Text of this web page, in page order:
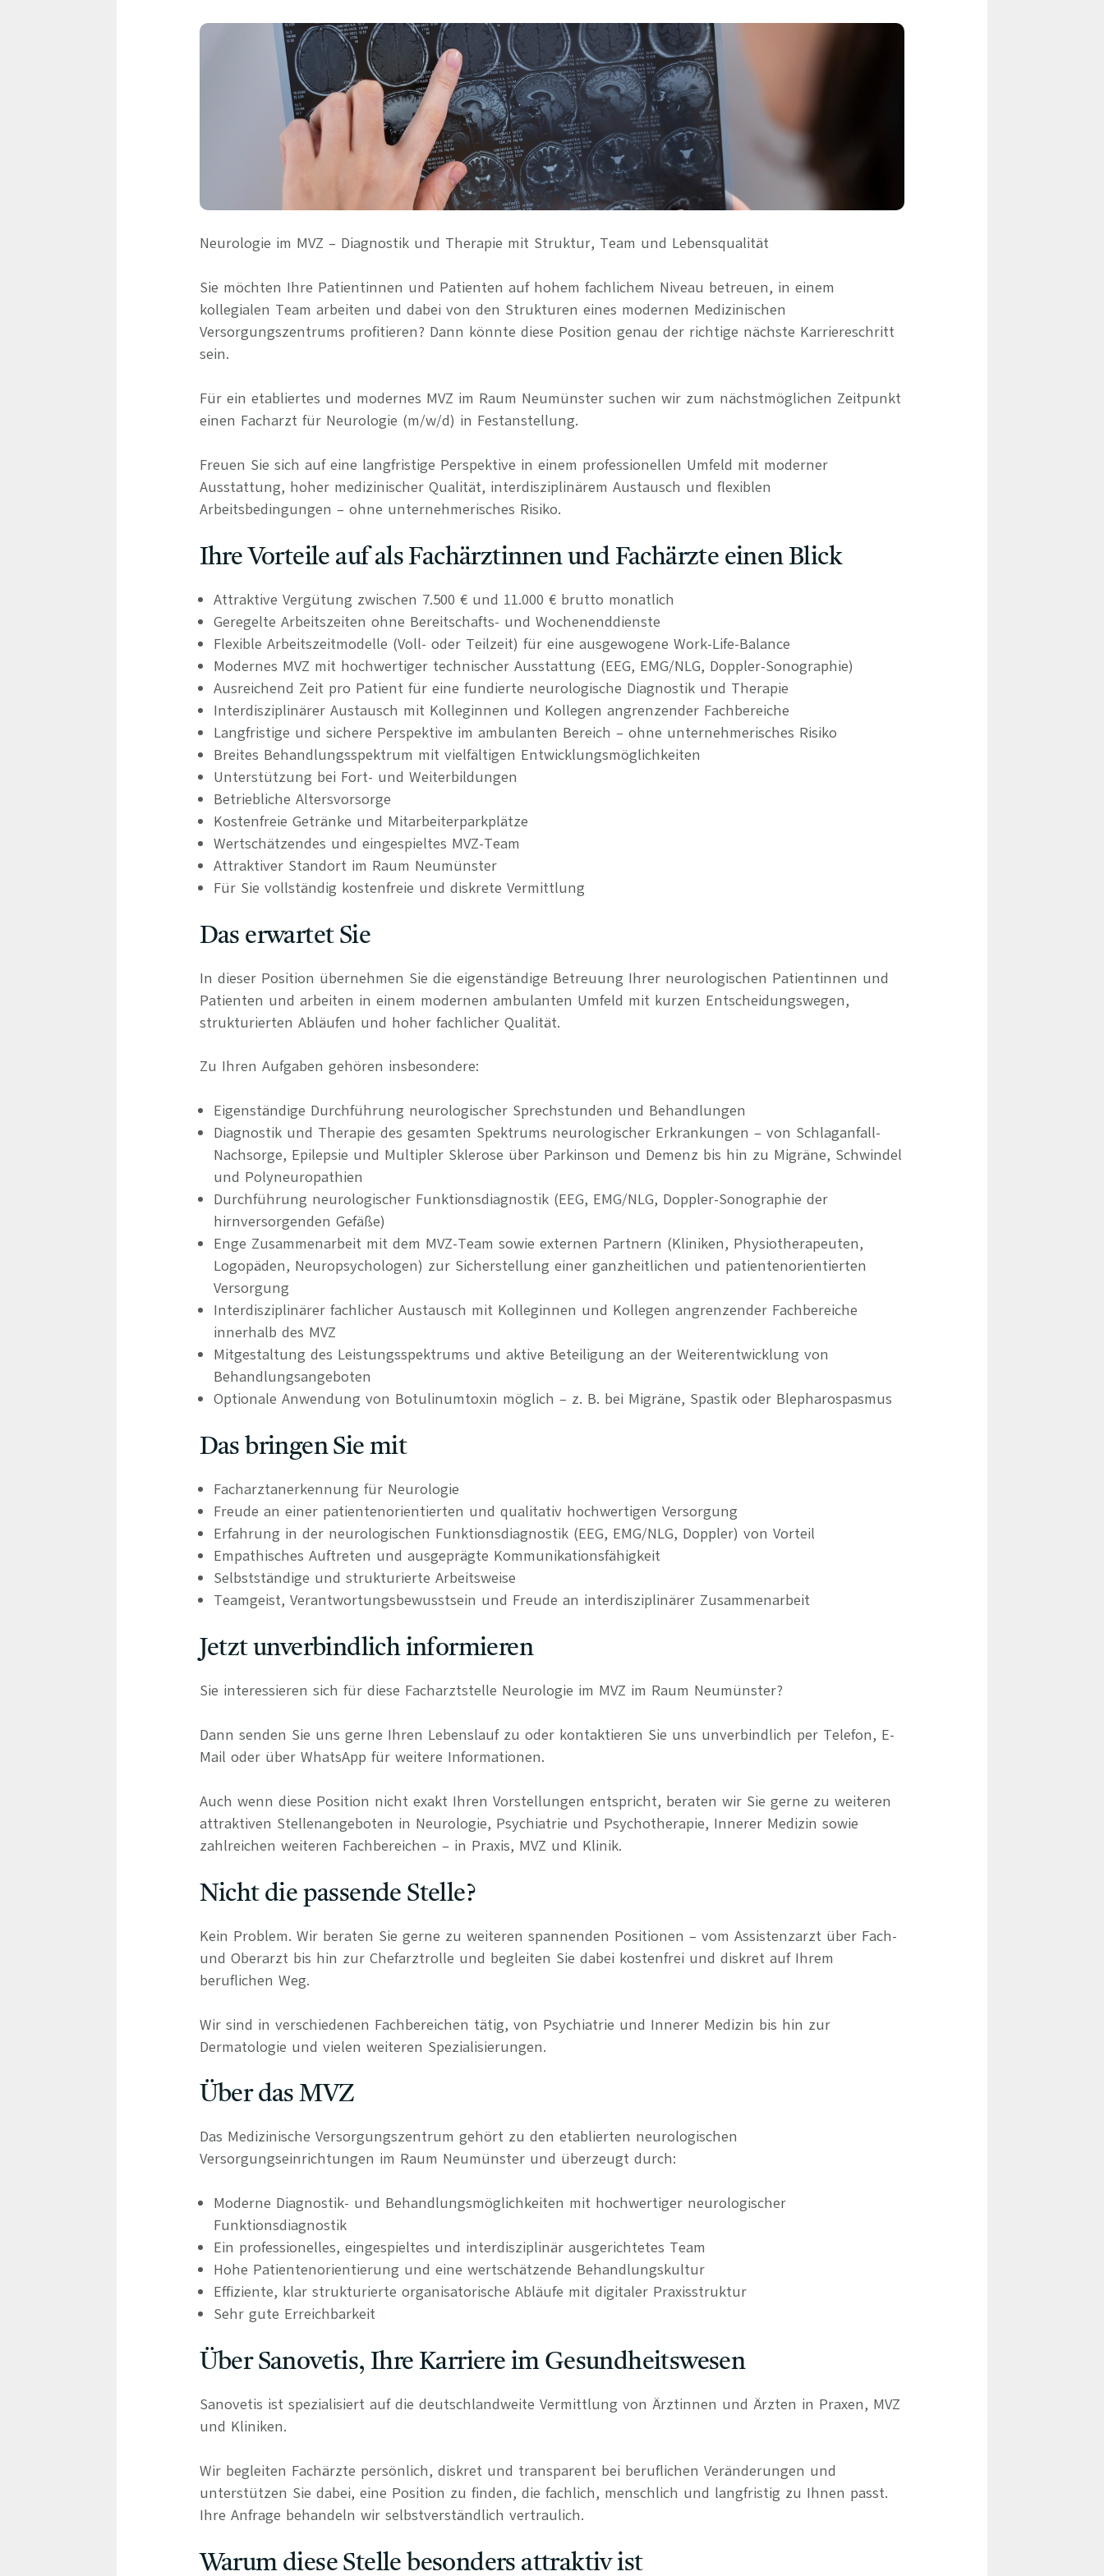
Weitere Services
Fragen & Antworten
Bewerbungscoach
Empfehlungsprogramm
Erfolgsbasierte Personalvermittlung
Neurologie im MVZ – Diagnostik und Therapie mit Struktur, Team und Lebensqualität
Sie möchten Ihre Patientinnen und Patienten auf hohem fachlichem Niveau betreuen, in einem
kollegialen Team arbeiten und dabei von den Strukturen eines modernen Medizinischen
Versorgungszentrums profitieren? Dann könnte diese Position genau der richtige nächste Karriereschritt
sein.
Für ein etabliertes und modernes MVZ im Raum Neumünster suchen wir zum nächstmöglichen Zeitpunkt
einen Facharzt für Neurologie (m/w/d) in Festanstellung.
Freuen Sie sich auf eine langfristige Perspektive in einem professionellen Umfeld mit moderner
Ausstattung, hoher medizinischer Qualität, interdisziplinärem Austausch und flexiblen
Arbeitsbedingungen – ohne unternehmerisches Risiko.
Ihre Vorteile auf als Fachärztinnen und Fachärzte einen Blick
Attraktive Vergütung zwischen 7.500 € und 11.000 € brutto monatlich
Geregelte Arbeitszeiten ohne Bereitschafts- und Wochenenddienste
Flexible Arbeitszeitmodelle (Voll- oder Teilzeit) für eine ausgewogene Work-Life-Balance
Modernes MVZ mit hochwertiger technischer Ausstattung (EEG, EMG/NLG, Doppler-Sonographie)
Ausreichend Zeit pro Patient für eine fundierte neurologische Diagnostik und Therapie
Interdisziplinärer Austausch mit Kolleginnen und Kollegen angrenzender Fachbereiche
Langfristige und sichere Perspektive im ambulanten Bereich – ohne unternehmerisches Risiko
Breites Behandlungsspektrum mit vielfältigen Entwicklungsmöglichkeiten
Unterstützung bei Fort- und Weiterbildungen
Betriebliche Altersvorsorge
Kostenfreie Getränke und Mitarbeiterparkplätze
Wertschätzendes und eingespieltes MVZ-Team
Attraktiver Standort im Raum Neumünster
Für Sie vollständig kostenfreie und diskrete Vermittlung
Das erwartet Sie
In dieser Position übernehmen Sie die eigenständige Betreuung Ihrer neurologischen Patientinnen und
Patienten und arbeiten in einem modernen ambulanten Umfeld mit kurzen Entscheidungswegen,
strukturierten Abläufen und hoher fachlicher Qualität.
Zu Ihren Aufgaben gehören insbesondere:
Eigenständige Durchführung neurologischer Sprechstunden und Behandlungen
Diagnostik und Therapie des gesamten Spektrums neurologischer Erkrankungen – von Schlaganfall-
Nachsorge, Epilepsie und Multipler Sklerose über Parkinson und Demenz bis hin zu Migräne, Schwindel
und Polyneuropathien
Durchführung neurologischer Funktionsdiagnostik (EEG, EMG/NLG, Doppler-Sonographie der
hirnversorgenden Gefäße)
Enge Zusammenarbeit mit dem MVZ-Team sowie externen Partnern (Kliniken, Physiotherapeuten,
Logopäden, Neuropsychologen) zur Sicherstellung einer ganzheitlichen und patientenorientierten
Versorgung
Interdisziplinärer fachlicher Austausch mit Kolleginnen und Kollegen angrenzender Fachbereiche
innerhalb des MVZ
Mitgestaltung des Leistungsspektrums und aktive Beteiligung an der Weiterentwicklung von
Behandlungsangeboten
Optionale Anwendung von Botulinumtoxin möglich – z. B. bei Migräne, Spastik oder Blepharospasmus
Das bringen Sie mit
Facharztanerkennung für Neurologie
Freude an einer patientenorientierten und qualitativ hochwertigen Versorgung
Erfahrung in der neurologischen Funktionsdiagnostik (EEG, EMG/NLG, Doppler) von Vorteil
Empathisches Auftreten und ausgeprägte Kommunikationsfähigkeit
Selbstständige und strukturierte Arbeitsweise
Teamgeist, Verantwortungsbewusstsein und Freude an interdisziplinärer Zusammenarbeit
Jetzt unverbindlich informieren
Sie interessieren sich für diese Facharztstelle Neurologie im MVZ im Raum Neumünster?
Dann senden Sie uns gerne Ihren Lebenslauf zu oder kontaktieren Sie uns unverbindlich per Telefon, E-
Mail oder über WhatsApp für weitere Informationen.
Auch wenn diese Position nicht exakt Ihren Vorstellungen entspricht, beraten wir Sie gerne zu weiteren
attraktiven Stellenangeboten in Neurologie, Psychiatrie und Psychotherapie, Innerer Medizin sowie
zahlreichen weiteren Fachbereichen – in Praxis, MVZ und Klinik.
Nicht die passende Stelle?
Kein Problem. Wir beraten Sie gerne zu weiteren spannenden Positionen – vom Assistenzarzt über Fach-
und Oberarzt bis hin zur Chefarztrolle und begleiten Sie dabei kostenfrei und diskret auf Ihrem
beruflichen Weg.
Wir sind in verschiedenen Fachbereichen tätig, von Psychiatrie und Innerer Medizin bis hin zur
Dermatologie und vielen weiteren Spezialisierungen.
Über das MVZ
Das Medizinische Versorgungszentrum gehört zu den etablierten neurologischen
Versorgungseinrichtungen im Raum Neumünster und überzeugt durch:
Moderne Diagnostik- und Behandlungsmöglichkeiten mit hochwertiger neurologischer
Funktionsdiagnostik
Ein professionelles, eingespieltes und interdisziplinär ausgerichtetes Team
Hohe Patientenorientierung und eine wertschätzende Behandlungskultur
Effiziente, klar strukturierte organisatorische Abläufe mit digitaler Praxisstruktur
Sehr gute Erreichbarkeit
Über Sanovetis, Ihre Karriere im Gesundheitswesen
Sanovetis ist spezialisiert auf die deutschlandweite Vermittlung von Ärztinnen und Ärzten in Praxen, MVZ
und Kliniken.
Wir begleiten Fachärzte persönlich, diskret und transparent bei beruflichen Veränderungen und
unterstützen Sie dabei, eine Position zu finden, die fachlich, menschlich und langfristig zu Ihnen passt.
Ihre Anfrage behandeln wir selbstverständlich vertraulich.
Warum diese Stelle besonders attraktiv ist